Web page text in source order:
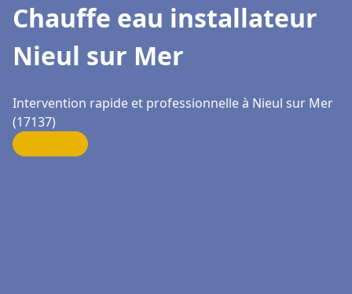
Chauffe eau installateur
Nieul sur Mer
Intervention rapide et professionnelle à Nieul sur Mer
(17137)